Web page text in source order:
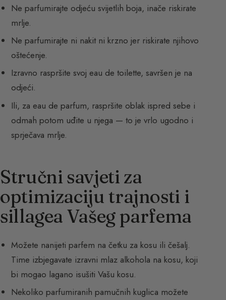
Ne parfumirajte odjeću svijetlih boja, inače riskirate
mrlje.
Ne parfumirajte ni nakit ni krzno jer riskirate njihovo
oštećenje.
Izravno raspršite svoj eau de toilette, savršen je na
odjeći.
Ili, za eau de parfum, raspršite oblak ispred sebe i
odmah potom uđite u njega — to je vrlo ugodno i
sprječava mrlje.
Stručni savjeti za
optimizaciju trajnosti i
sillagea Vašeg parfema
Možete nanijeti parfem na četku za kosu ili češalj.
Time izbjegavate izravni mlaz alkohola na kosu, koji
bi mogao lagano isušiti Vašu kosu.
Nekoliko parfumiranih pamučnih kuglica možete